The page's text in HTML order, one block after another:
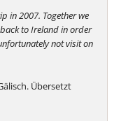
in 2007. Together we
to Ireland in order
not visit on
Übersetzt